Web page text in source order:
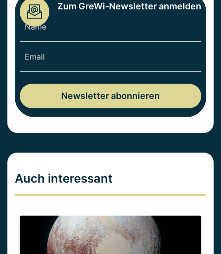
Zum GreWi-Newsletter anmelden
Auch interessant